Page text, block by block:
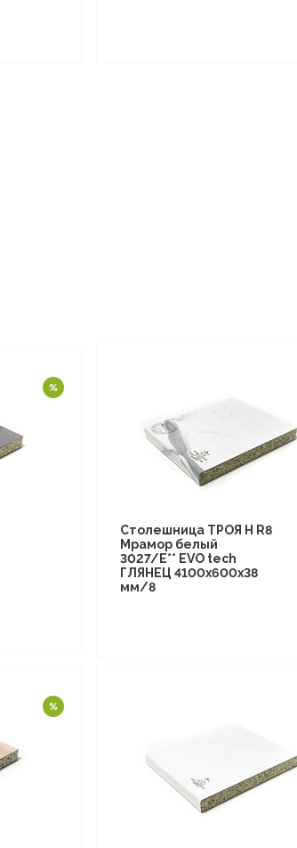
Столешница ТРОЯ Н R8
Мрамор белый
3027/E** EVO tech
ГЛЯНЕЦ 4100х600х38
мм/8